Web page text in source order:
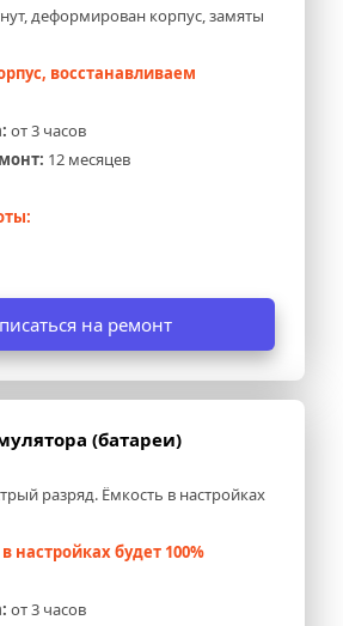
деформирован корпус, замяты
восстанавливаем
от 3 часов
12 месяцев
на ремонт
(батареи)
разряд. Ёмкость в настройках
настройках будет 100%
от 3 часов